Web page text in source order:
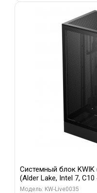
Системный блок KWIK
(Alder Lake, Intel 7,
Sinotex GTX1650 4GB
Модель: KW-Live0035